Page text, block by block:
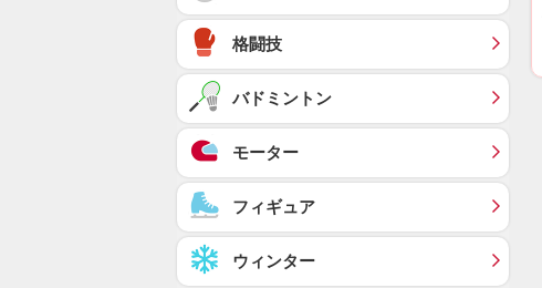
格闘技
バドミントン
モーター
フィギュア
ウィンター